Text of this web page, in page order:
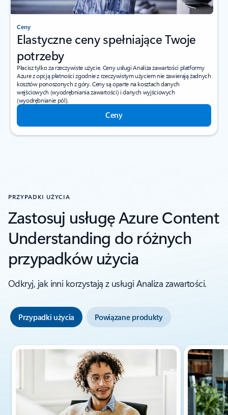
Ceny
Elastyczne ceny spełniające Twoje
potrzeby
Płacisz tylko za rzeczywiste użycie. Ceny usługi Analiza zawartości platformy
Azure z opcją płatności zgodnie z rzeczywistym użyciem nie zawierają żadnych
kosztów ponoszonych z góry. Ceny są oparte na kosztach danych
wejściowych (wyodrębniania zawartości) i danych wyjściowych
(wyodrębnianie pól).
Ceny
PRZYPADKI UŻYCIA
Zastosuj usługę Azure Content
Understanding do różnych
przypadków użycia
Odkryj, jak inni korzystają z usługi Analiza zawartości.
Przypadki użycia Powiązane produkty
Wyświetlanie slajdu 1 z 3